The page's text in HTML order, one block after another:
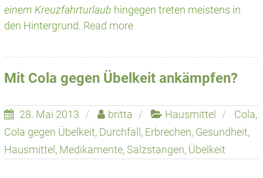
einem Kreuzfahrturlaub hingegen treten meistens in
den Hintergrund. Read more
Mit Cola gegen Übelkeit ankämpfen?
28. Mai 2013 britta Hausmittel Cola,
Cola gegen Übelkeit, Durchfall , Erbrechen, Gesundheit,
Hausmittel , Medikamente, Salzstangen, Übelkeit